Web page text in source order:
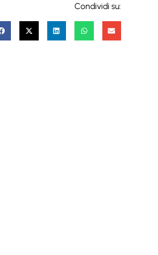
Condividi su: